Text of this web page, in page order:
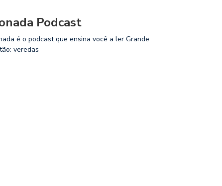
Podcast
é o podcast que ensina você a ler Grande
veredas